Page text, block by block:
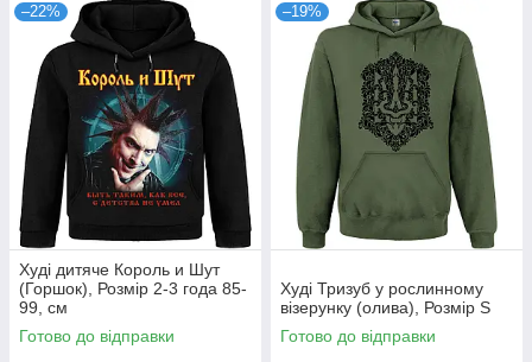
–22%
Худі дитяче Король и Шут
(Горшок), Розмір 2-3 года 85-
99, см
Готово до відправки
–19%
Худі Тризуб у рослинному
візерунку (олива), Розмір S
Готово до відправки